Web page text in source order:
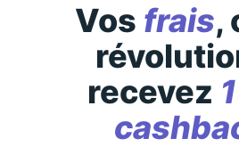
Vos frais,
recevez